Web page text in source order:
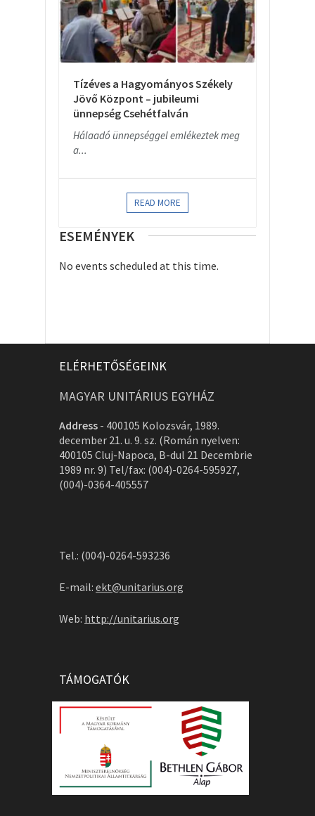
Tízéves a Hagyományos Székely
Jövő Központ – jubileumi
ünnepség Csehétfalván
Hálaadó ünnepséggel emlékeztek meg
a...
READ MORE
ESEMÉNYEK
No events scheduled at this time.
ELÉRHETŐSÉGEINK
MAGYAR UNITÁRIUS EGYHÁZ
Address - 400105 Kolozsvár, 1989.
december 21. u. 9. sz. (Román nyelven:
400105 Cluj-Napoca, B-dul 21 Decembrie
1989 nr. 9) Tel/fax: (004)-0264-595927,
(004)-0364-405557
Tel.: (004)-0264-593236
E-mail: ekt@unitarius.org
Web: http://unitarius.org
TÁMOGATÓK